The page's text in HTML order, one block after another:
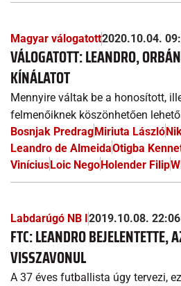
Magyar válogatott2020.10.04.
VÁLOGATOTT: LEANDRO,
KÍNÁLATOT
Mennyire váltak be a honosított,
felmenőiknek köszönhetően
Bosnjak PredragMiriuta László
Leandro de AlmeidaOtigba
ViníciusLoic NegoHolender Filip
Labdarúgó NB I2019.10.08. 22:06
FTC: LEANDRO BEJELENTETTE,
VISSZAVONUL
A 37 éves futballista úgy tervezi,